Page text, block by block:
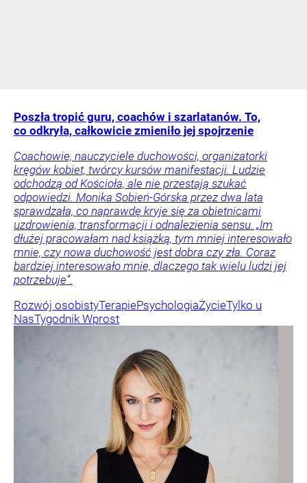
Poszła tropić guru, coachów i szarlatanów. To,
co odkryła, całkowicie zmieniło jej spojrzenie
Coachowie, nauczyciele duchowości, organizatorki
kręgów kobiet, twórcy kursów manifestacji. Ludzie
odchodzą od Kościoła, ale nie przestają szukać
odpowiedzi. Monika Sobień-Górska przez dwa lata
sprawdzała, co naprawdę kryje się za obietnicami
uzdrowienia, transformacji i odnalezienia sensu. „Im
dłużej pracowałam nad książką, tym mniej interesowało
mnie, czy nowa duchowość jest dobra czy zła. Coraz
bardziej interesowało mnie, dlaczego tak wielu ludzi jej
potrzebuje”.
Rozwój osobistyTerapiePsychologiaŻycieTylko u
NasTygodnik Wprost